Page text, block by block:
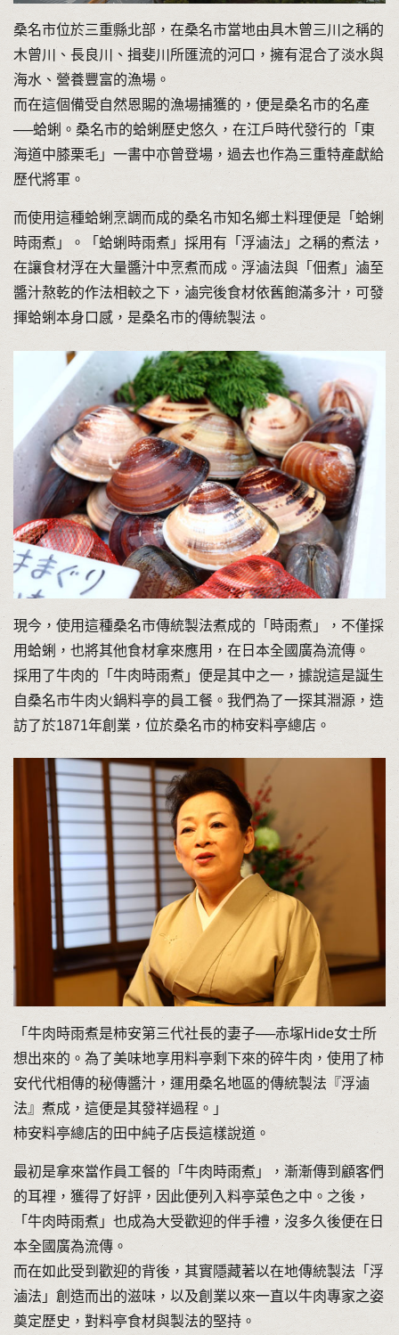
桑名市位於三重縣北部，在桑名市當地由具木曾三川之稱的
木曾川、長良川、揖斐川所匯流的河口，擁有混合了淡水與
海水、營養豐富的漁場。
而在這個備受自然恩賜的漁場捕獲的，便是桑名市的名產
──蛤蜊。桑名市的蛤蜊歷史悠久，在江戶時代發行的「東
海道中膝栗毛」一書中亦曾登場，過去也作為三重特產獻給
歷代將軍。
而使用這種蛤蜊烹調而成的桑名市知名鄉土料理便是「蛤蜊
時雨煮」。「蛤蜊時雨煮」採用有「浮滷法」之稱的煮法，
在讓食材浮在大量醬汁中烹煮而成。浮滷法與「佃煮」滷至
醬汁熬乾的作法相較之下，滷完後食材依舊飽滿多汁，可發
揮蛤蜊本身口感，是桑名市的傳統製法。
現今，使用這種桑名市傳統製法煮成的「時雨煮」，不僅採
用蛤蜊，也將其他食材拿來應用，在日本全國廣為流傳。
採用了牛肉的「牛肉時雨煮」便是其中之一，據說這是誕生
自桑名市牛肉火鍋料亭的員工餐。我們為了一探其淵源，造
訪了於1871年創業，位於桑名市的柿安料亭總店。
「牛肉時雨煮是柿安第三代社長的妻子──赤塚Hide女士所
想出來的。為了美味地享用料亭剩下來的碎牛肉，使用了柿
安代代相傳的秘傳醬汁，運用桑名地區的傳統製法『浮滷
法』煮成，這便是其發祥過程。」
柿安料亭總店的田中純子店長這樣說道。
最初是拿來當作員工餐的「牛肉時雨煮」，漸漸傳到顧客們
的耳裡，獲得了好評，因此便列入料亭菜色之中。之後，
「牛肉時雨煮」也成為大受歡迎的伴手禮，沒多久後便在日
本全國廣為流傳。
而在如此受到歡迎的背後，其實隱藏著以在地傳統製法「浮
滷法」創造而出的滋味，以及創業以來一直以牛肉專家之姿
奠定歷史，對料亭食材與製法的堅持。